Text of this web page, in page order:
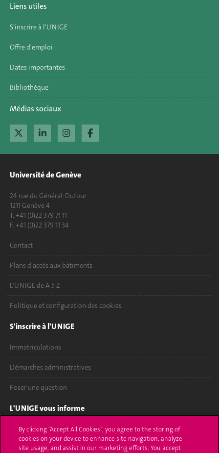
Liens utiles
S'inscrire à l'UNIGE
Offre d'emploi
Dates importantes
Bibliothèque
Médias sociaux
Université de Genève
24 rue du Général-Dufour
1211 Genève 4
T. +41 (0)22 379 71 11
F. +41 (0)22 379 11 34
Contact
Plans d'accès aux bâtiments
L'UNIGE de A à Z
Politique et configuration des cookies
S'inscrire à l'UNIGE
Immatriculations
Démarches administratives
Poser une question
L'UNIGE vous informe
UNIGE Mobile
Médias
By clicking “Accept All Cookies”, you agree to the storing of
cookies on your device to enhance site navigation, analyze
site usage, and assist in our marketing efforts. You accept